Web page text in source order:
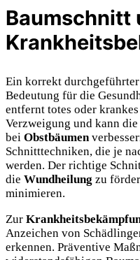
Baumschnitt
Ein korrekt durchgeführter
Bedeutung für die
entfernt totes oder
Verzweigung und kann
bei Obstbäumen
Schnitttechniken, die je
werden. Der richtige
die Wundheilung zu
minimieren.
Zur
Anzeichen von
erkennen. Präventive